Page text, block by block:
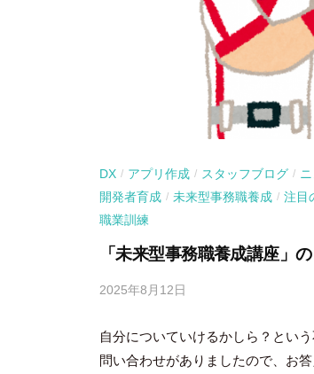
DX / アプリ作成 / スタッフブログ /
開発者育成 / 未来型事務職養成 / 注目
職業訓練
「未来型事務職養成講座」
2025年8月12日
吉
田
自分についていけるかしら？とい
問い合わせがありましたので、お